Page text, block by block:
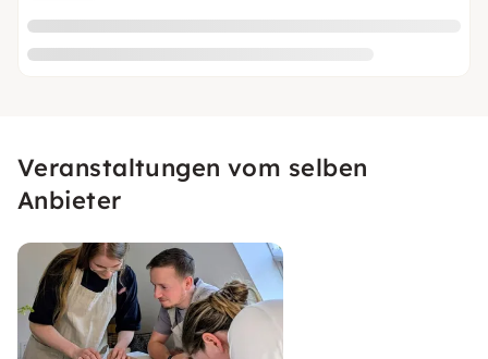
Veranstaltungen vom selben
Anbieter